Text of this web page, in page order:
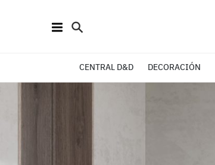
CENTRAL D&D DECORACIÓN